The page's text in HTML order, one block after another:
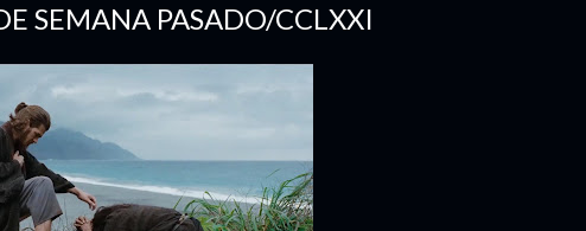
SEMANA PASADO/CCLXXI